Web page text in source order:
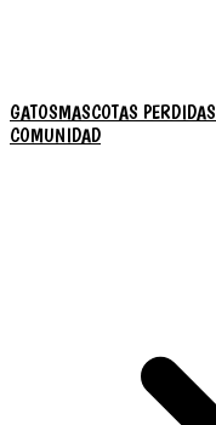
GATOSMASCOTAS PERDIDAS
COMUNIDAD